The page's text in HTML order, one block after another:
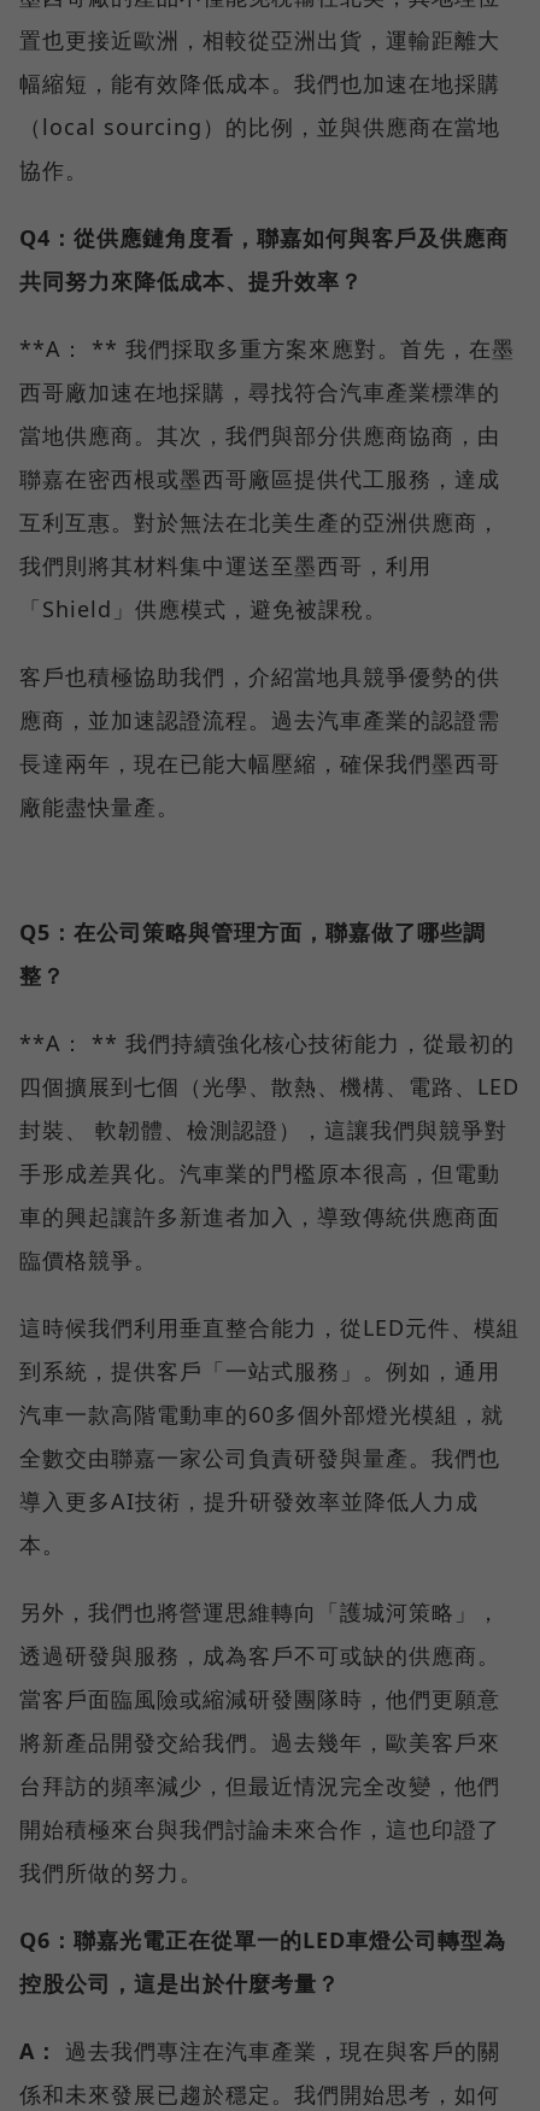
置也更接近歐洲，相較從亞洲出貨，運輸距離大
幅縮短，能有效降低成本。我們也加速在地採購
（local sourcing）的比例，並與供應商在當地
協作。
Q4：從供應鏈角度看，聯嘉如何與客戶及供應商
共同努力來降低成本、提升效率？
**A： ** 我們採取多重方案來應對。首先，在墨
西哥廠加速在地採購，尋找符合汽車產業標準的
當地供應商。其次，我們與部分供應商協商，由
聯嘉在密西根或墨西哥廠區提供代工服務，達成
互利互惠。對於無法在北美生產的亞洲供應商，
我們則將其材料集中運送至墨西哥，利用
「Shield」供應模式，避免被課稅。
客戶也積極協助我們，介紹當地具競爭優勢的供
應商，並加速認證流程。過去汽車產業的認證需
長達兩年，現在已能大幅壓縮，確保我們墨西哥
廠能盡快量產。
Q5：在公司策略與管理方面，聯嘉做了哪些調
整？
**A： ** 我們持續強化核心技術能力，從最初的
四個擴展到七個（光學、散熱、機構、電路、LED
封裝、 軟韌體、檢測認證），這讓我們與競爭對
手形成差異化。汽車業的門檻原本很高，但電動
車的興起讓許多新進者加入，導致傳統供應商面
臨價格競爭。
這時候我們利用垂直整合能力，從LED元件、模組
到系統，提供客戶「一站式服務」。例如，通用
汽車一款高階電動車的60多個外部燈光模組，就
全數交由聯嘉一家公司負責研發與量產。我們也
導入更多AI技術，提升研發效率並降低人力成
本。
另外，我們也將營運思維轉向「護城河策略」，
透過研發與服務，成為客戶不可或缺的供應商。
當客戶面臨風險或縮減研發團隊時，他們更願意
將新產品開發交給我們。過去幾年，歐美客戶來
台拜訪的頻率減少，但最近情況完全改變，他們
開始積極來台與我們討論未來合作，這也印證了
我們所做的努力。
Q6：聯嘉光電正在從單一的LED車燈公司轉型為
控股公司，這是出於什麼考量？
A：
過去我們專注在汽車產業，現在與客戶的關
係和未來發展已趨於穩定。我們開始思考，如何